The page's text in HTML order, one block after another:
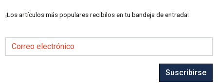
¡Los artículos más populares recibilos en tu bandeja de entrada!
Correo electrónico
Suscribirse